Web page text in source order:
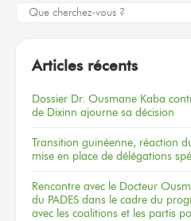
Articles récents
Dossier Dr. Ousmane Kaba
de Dixinn ajourne sa décision
Transition guinéenne, réaction
mise en place de délégations
Rencontre avec le Docteur
du PADES dans le cadre du
avec les coalitions et les partis